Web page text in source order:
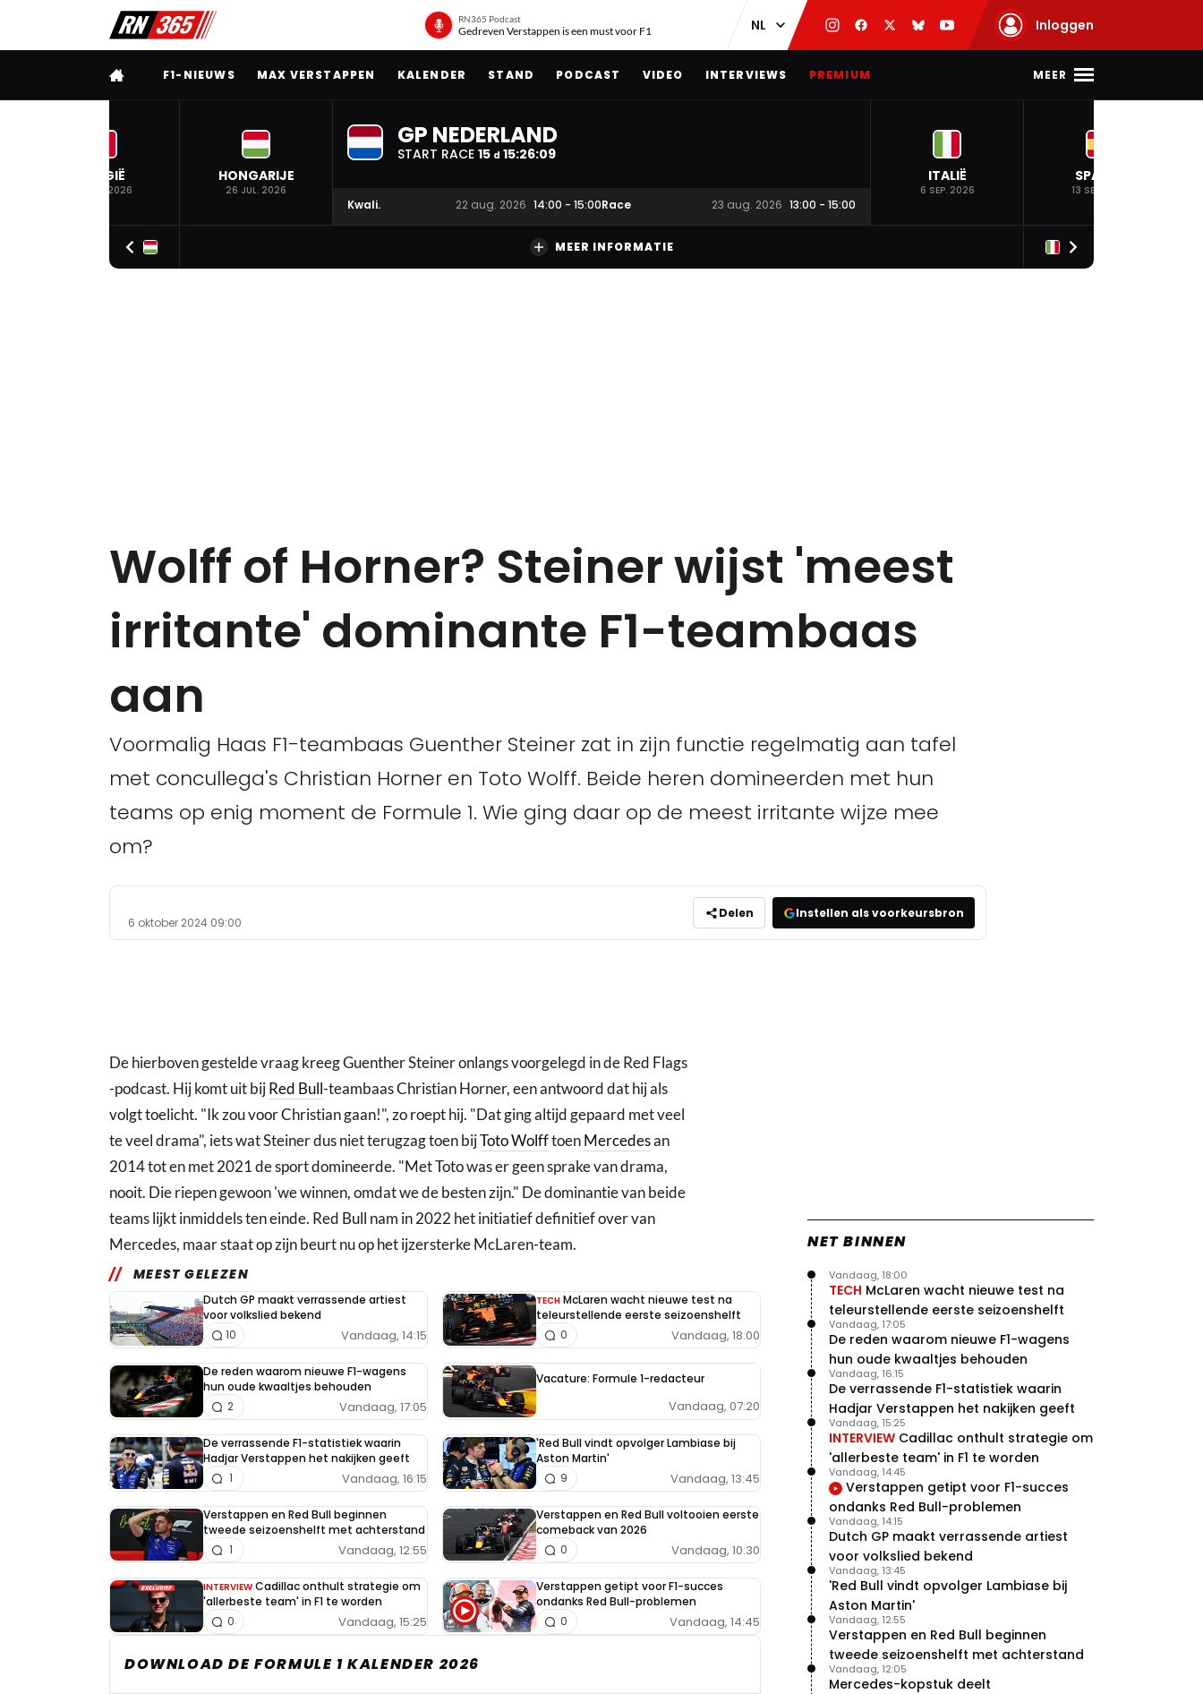
RN365 Podcast
Gedreven Verstappen is een must voor F1 Inloggen
VOLLEDIG MENU
F1-NIEUWS MAX VERSTAPPEN KALENDER STAND PODCAST VIDEO INTERVIEWS PREMIUM MEER
BELGIË
19 JUL. 2026
HONGARIJE
26 JUL. 2026
GP NEDERLAND
START RACE 15 d 15:26:09
Kwali. 22 aug. 2026 14:00 - 15:00Race 23 aug. 2026 13:00 - 15:00
ITALIË
6 SEP. 2026
SPANJE
13 SEP. 2026
MEER INFORMATIE
Wolff of Horner? Steiner wijst 'meest
irritante' dominante F1-teambaas
aan
Voormalig Haas F1-teambaas Guenther Steiner zat in zijn functie regelmatig aan tafel
met concullega's Christian Horner en Toto Wolff. Beide heren domineerden met hun
teams op enig moment de Formule 1. Wie ging daar op de meest irritante wijze mee
om?
6 oktober 2024 09:00
Delen Instellen als voorkeursbron
De hierboven gestelde vraag kreeg Guenther Steiner onlangs voorgelegd in de Red Flags
-podcast. Hij komt uit bijRed Bull-teambaas Christian Horner, een antwoord dat hij als
volgt toelicht. "Ik zou voor Christian gaan!", zo roept hij. "Dat ging altijd gepaard met veel
te veel drama", iets wat Steiner dus niet terugzag toen bijToto WolfftoenMercedesan
2014 tot en met 2021 de sport domineerde. "Met Toto was er geen sprake van drama,
nooit. Die riepen gewoon 'we winnen, omdat we de besten zijn." De dominantie van beide
teams lijkt inmiddels ten einde. Red Bull nam in 2022 het initiatief definitief over van
Mercedes, maar staat op zijn beurt nu op het ijzersterke McLaren-team.
MEEST GELEZEN
Dutch GP maakt verrassende artiest
voor volkslied bekend
Vandaag, 14:15
10
TECH McLaren wacht nieuwe test na
teleurstellende eerste seizoenshelft
Vandaag, 18:00
0
De reden waarom nieuwe F1-wagens
hun oude kwaaltjes behouden
Vandaag, 17:05
2
Vacature: Formule 1-redacteur
Vandaag, 07:20
De verrassende F1-statistiek waarin
Hadjar Verstappen het nakijken geeft
Vandaag, 16:15
1
'Red Bull vindt opvolger Lambiase bij
Aston Martin'
Vandaag, 13:45
9
Verstappen en Red Bull beginnen
tweede seizoenshelft met achterstand
Vandaag, 12:55
1
Verstappen en Red Bull voltooien eerste
comeback van 2026
Vandaag, 10:30
0
INTERVIEW Cadillac onthult strategie om
'allerbeste team' in F1 te worden
Vandaag, 15:25
0
Verstappen getipt voor F1-succes
ondanks Red Bull-problemen
Vandaag, 14:45
0
DOWNLOAD DE FORMULE 1 KALENDER 2026
NET BINNEN
TECH McLaren wacht nieuwe test na
teleurstellende eerste seizoenshelft
Vandaag, 18:00
De reden waarom nieuwe F1-wagens
hun oude kwaaltjes behouden
Vandaag, 17:05
De verrassende F1-statistiek waarin
Hadjar Verstappen het nakijken geeft
Vandaag, 16:15
INTERVIEW Cadillac onthult strategie om
'allerbeste team' in F1 te worden
Vandaag, 15:25
Verstappen getipt voor F1-succes
ondanks Red Bull-problemen
Vandaag, 14:45
Dutch GP maakt verrassende artiest
voor volkslied bekend
Vandaag, 14:15
'Red Bull vindt opvolger Lambiase bij
Aston Martin'
Vandaag, 13:45
Verstappen en Red Bull beginnen
tweede seizoenshelft met achterstand
Vandaag, 12:55
Mercedes-kopstuk deelt
Vandaag, 12:05